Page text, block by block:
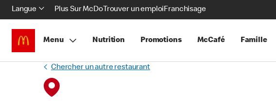
Langue Plus Sur McDoTrouver un emploiFranchisage
Menu Nutrition Promotions McCafé Famille
Chercher un autre restaurant